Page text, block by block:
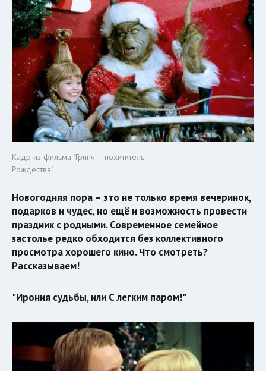
Кадр из фильма "Гринч – похититель
Рождества"
Новогодняя пора – это не только время вечеринок,
подарков и чудес, но ещё и возможность провести
праздник с родными. Современное семейное
застолье редко обходится без коллективного
просмотра хорошего кино. Что смотреть?
Рассказываем!
"Ирония судьбы, или С легким паром!"